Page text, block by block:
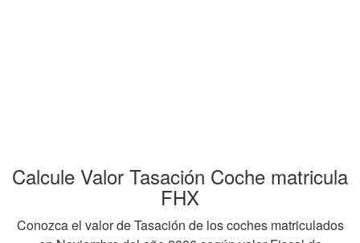
Calcule Valor Tasación Coche matricula
FHX
Conozca el valor de Tasación de los coches matriculados